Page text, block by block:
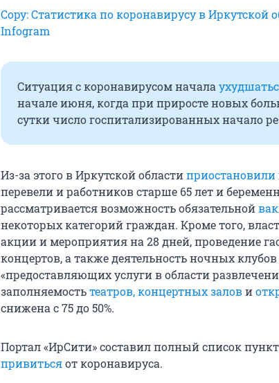
Copy: Статистика по коронавирусу в Иркутской
Infogram
Ситуация с коронавирусом начала
начале июня, когда при приросте новых
сутки число госпитализированных начало
Из-за этого в Иркутской областиприостановили
перевели и работников старше 65 лет и
рассматривается возможность обязательной
некоторых категорий граждан. Кроме того,
акции и мероприятия на 28 дней, проведение
концертов, а также деятельность ночных
«предоставляющих услуги в области
заполняемостьтеатров, концертных залови
снижена с 75 до 50%.
Портал «ИрСити» составил полный список
привитьсяот коронавируса.